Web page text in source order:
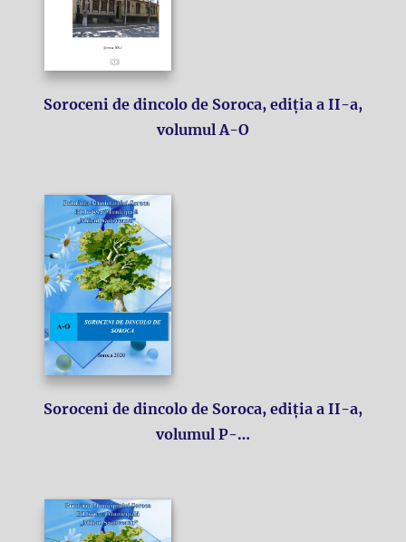
Soroceni de dincolo de Soroca, ediția a II-a,
volumul A-O
Soroceni de dincolo de Soroca, ediția a II-a,
volumul P-…